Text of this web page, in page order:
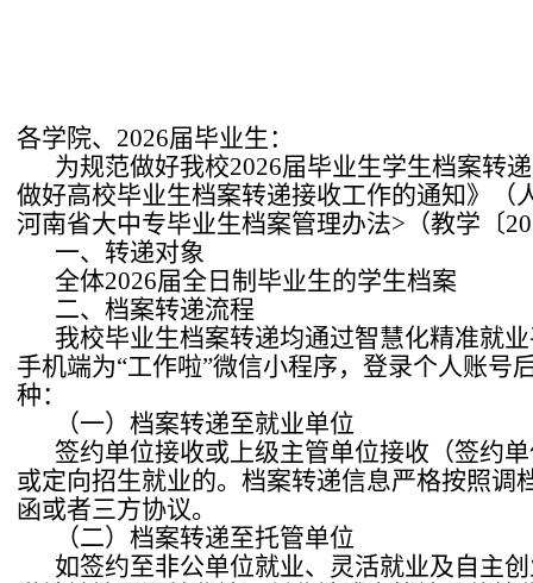
各学院、2026届毕业生：
为规范做好我校2026届毕业生学生档案转
做好高校毕业生档案转递接收工作的通知》（
河南省大中专毕业生档案管理办法>（教学〔
一、转递对象
全体2026届全日制毕业生的学生档案
二、档案转递流程
我校毕业生档案转递均通过智慧化精准就
手机端为“工作啦”微信小程序，登录个人账
种：
（一）档案转递至就业单位
签约单位接收或上级主管单位接收（签约
或定向招生就业的。档案转递信息严格按照
函或者三方协议。
（二）档案转递至托管单位
如签约至非公单位就业、灵活就业及自主